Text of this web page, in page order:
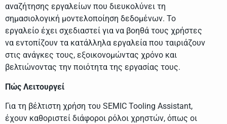
αναζήτησης εργαλείων που διευκολύνει τη
σημασιολογική μοντελοποίηση δεδομένων. Το
εργαλείο έχει σχεδιαστεί για να βοηθά τους χρήστες
να εντοπίζουν τα κατάλληλα εργαλεία που ταιριάζουν
στις ανάγκες τους, εξοικονομώντας χρόνο και
βελτιώνοντας την ποιότητα της εργασίας τους.
Πώς Λειτουργεί
Για τη βέλτιστη χρήση του SEMIC Tooling Assistant,
έχουν καθοριστεί διάφοροι ρόλοι χρηστών, όπως οι